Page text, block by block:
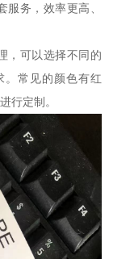
务，效率更高、
，可以选择不同的
。常见的颜色有红
行定制。